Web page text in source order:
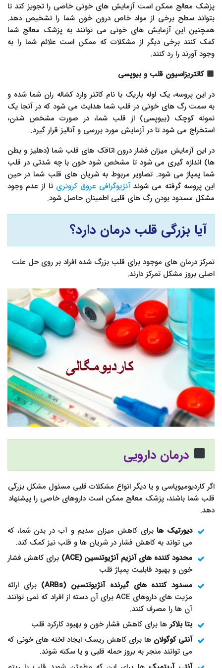
پزشک معالج ممکن است آزمایش های خونی خاصی را تجویز کند تا
بتواند سطح برخی از مواد خاص درون خون شما را تشخیص دهد.
همچنین این آزمایش های خونی می توانند به پزشک معالج شما
کمک کنند برخی دیگر از مشکلات که ممکن است علائم شما را به
وجود آورند را رد کنند.
کاتتریزاسیون قلب و بیوپسی
در این پروسه، یک لوله باریک با نام کاتتر وارد کشاله ران شما شده و
به سمت رگ های خونی در قلب شما هدایت می شود که در آنجا یک
نمونه کوچک (بیوپسی) از قلب شما، در صورت مشخص شدن،
استخراج می شود تا در آزمایش مورد بررسی و آنالیز قرار گیرد.
در این آزمایش میزان فشار درون اتاقک های قلب شما (دهلیز و بطن
ها) اندازه گیری می شود تا مشخص شود خون با چه شدتی در قلب
شما پمپاژ می شود. تصاویر مربوط به شریان های قلب شما در حین
این پروسه گرفته می شوند آنژیوگرافی عروق کرونری تا از عدم وجود
مشکل مسدود بودن رگ های قلبی اطمینان حاصل شود.
آیا بزرگی قلب درمان دارد؟
تمرکز درمان های موجود برای قلب بزرگ شده افراد بر روی حل علت
اصلی بروز مشکل تمرکز دارند.
درمان دارویی
اگر کاردیومیوپاسی و یا دیگر انواع مشکلات قلبی مسئول مشکل بزرگی
قلب شما باشند، پزشک معالج ممکن است داروهای خاصی را پیشنهاد
دهد.
دیورتیک هابرای کاهش میزان سدیم و آب در بدن شما، که
می تواند به کاهش فشار در شریان ها و قلب نیز کمک کند.
محدود کننده های آنزیم آنژیوتنسین (ACE)
برای کاهش فشار
خون و بهبود قابلیت پمپاژ قلب
مسدود کننده های گیرنده آنژیوتنسین (ARBs)
برای ارائه
مزیت های داروهای ACE برای آن دسته از افراد که نمی توانند
آن ها را مصرف کنند.
بتا بلاکرها برای کاهش فشار خون و بهبود کارکرد قلب
آنتی کوگولان ها برای کاهش ریسک ایجاد لخته های خونی که
می توانند منجر به بروز حمله قلبی و یا سکته شوند.